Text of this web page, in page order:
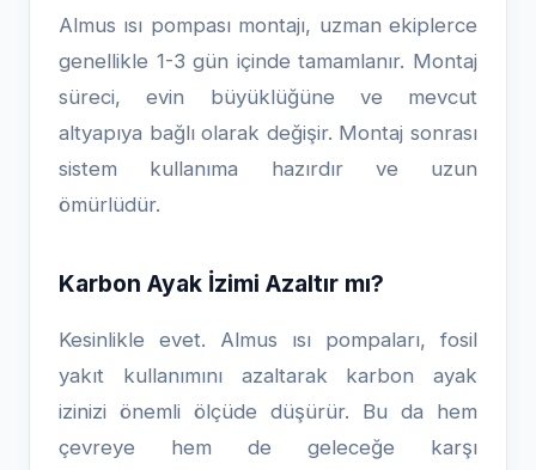
Almus ısı pompası montajı, uzman ekiplerce
genellikle 1-3 gün içinde tamamlanır. Montaj
süreci, evin büyüklüğüne ve mevcut
altyapıya bağlı olarak değişir. Montaj sonrası
sistem kullanıma hazırdır ve uzun
ömürlüdür.
Karbon Ayak İzimi Azaltır mı?
Kesinlikle evet. Almus ısı pompaları, fosil
yakıt kullanımını azaltarak karbon ayak
izinizi önemli ölçüde düşürür. Bu da hem
çevreye hem de geleceğe karşı